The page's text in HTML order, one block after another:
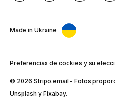
Made in Ukraine
Preferencias de cookies y su
© 2026 Stripо.email - Fotos
Unsplash y Pixabay.